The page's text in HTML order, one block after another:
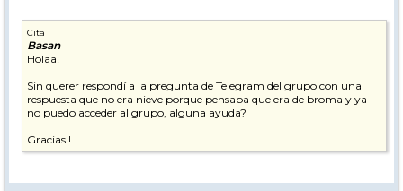
Cita
Basan
Holaa!
Sin querer respondí a la pregunta de Telegram del grupo con una
respuesta que no era nieve porque pensaba que era de broma y ya
no puedo acceder al grupo, alguna ayuda?
Gracias!!